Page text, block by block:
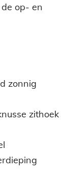
op- en
zonnig
zithoek